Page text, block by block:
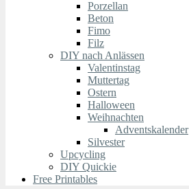
Porzellan
Beton
Fimo
Filz
DIY nach Anlässen
Valentinstag
Muttertag
Ostern
Halloween
Weihnachten
Adventskalender
Silvester
Upcycling
DIY Quickie
Free Printables